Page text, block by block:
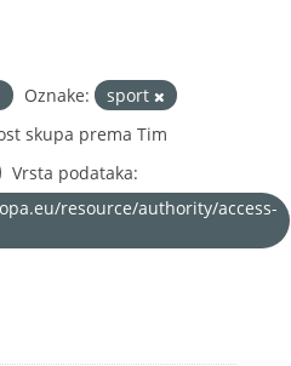
Oznake:
sport
skupa prema Tim
Vrsta podataka:
resource/authority/access-